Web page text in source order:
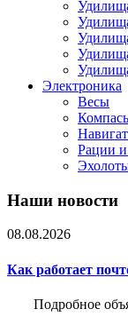
Электроника
Весы
Рации и
Наши новости
08.08.2026
Как работает
Подробное